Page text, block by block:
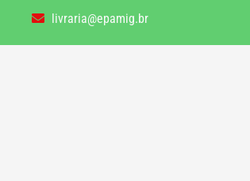
livraria@epamig.br